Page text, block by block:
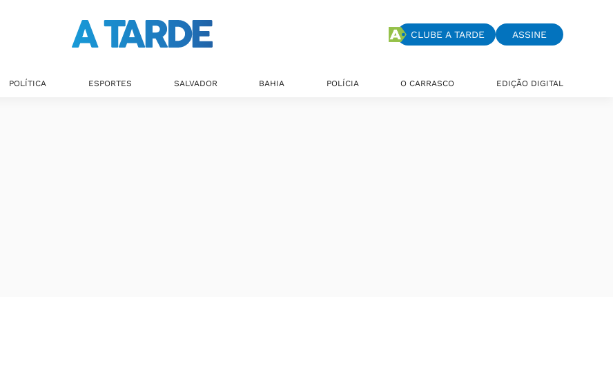
CLUBE A TARDE ASSINE
POLÍTICA ESPORTES SALVADOR BAHIA POLÍCIA O CARRASCO EDIÇÃO DIGITAL